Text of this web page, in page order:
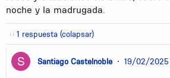
noche y la madrugada.
1 respuesta (colapsar)
Santiago Castelnoble • 19/02/2025